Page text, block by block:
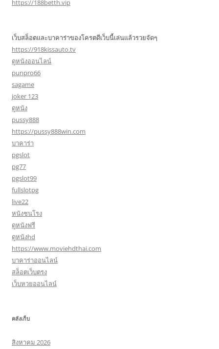
https://188betth.vip
เว็บสล็อตและบาคาร่าของโครตดีเว็บนี้เล่นแล้วรวยจัดๆ
https://918kissauto.tv
ดูหนังออนไลน์
punpro66
sagame
joker 123
ดูหนัง
pussy888
https://pussy888win.com
บาคาร่า
pgslot
pg77
pgslot99
fullslotpg
live22
หนังชนโรง
ดูหนังฟรี
ดูหนังhd
https://www.moviehdthai.com
บาคาร่าออนไลน์
สล็อตเว็บตรง
เว็บหวยออนไลน์
คลังเก็บ
สิงหาคม 2026